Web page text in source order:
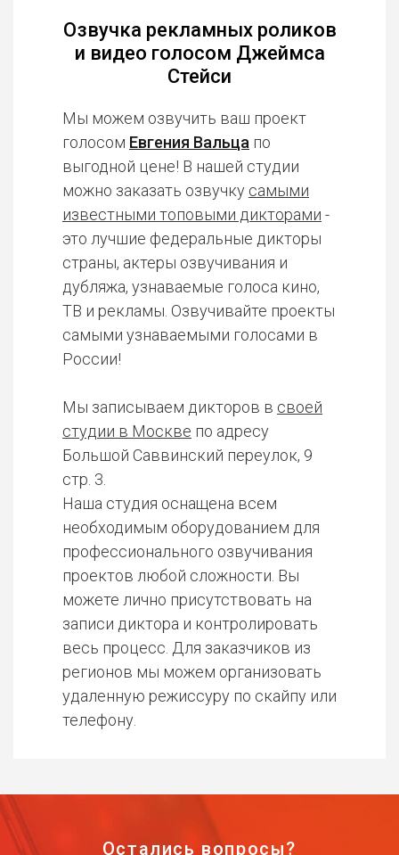
Озвучка рекламных роликов
и видео голосом Джеймса
Стейси
Мы можем озвучить ваш проект
голосом Евгения Вальца по
выгодной цене! В нашей студии
можно заказать озвучку самыми
известными топовыми дикторами -
это лучшие федеральные дикторы
страны, актеры озвучивания и
дубляжа, узнаваемые голоса кино,
ТВ и рекламы. Озвучивайте проекты
самыми узнаваемыми голосами в
России!
Мы записываем дикторов в своей
студии в Москве по адресу
Большой Саввинский переулок, 9
стр. 3.
Наша студия оснащена всем
необходимым оборудованием для
профессионального озвучивания
проектов любой сложности. Вы
можете лично присутствовать на
записи диктора и контролировать
весь процесс. Для заказчиков из
регионов мы можем организовать
удаленную режиссуру по скайпу или
телефону.
Остались вопросы?